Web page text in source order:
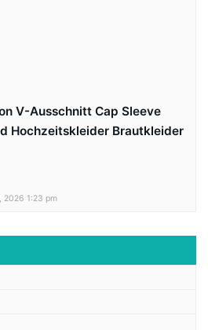
V-Ausschnitt Cap Sleeve
Hochzeitskleider Brautkleider
2026 1:23 pm